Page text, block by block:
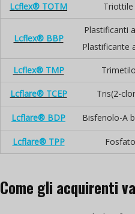
Lcflex® TOTM
Lcflex® BBP
Plastificanti
Plastificante
Lcflex® TMP
Lcflare® TCEP Tris(2-
Lcflare® BDP Bisfenolo-A
Lcflare® TPP
Come gli acquirenti